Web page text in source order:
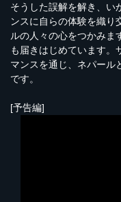
そうした誤解を解き、い
ンスに自らの体験を織り
ルの人々の心をつかみま
も届きはじめています。
マンスを通じ、ネパール
です。
[予告編]